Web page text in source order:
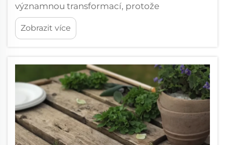
významnou transformací, protože
spotřebitelé stále více upřednostňují
udržitelnost a environmentální odpovědnost
ve svých nákupních rozhodnutích.
jedním z nejviditelnějších symbolů...
Zobrazit více